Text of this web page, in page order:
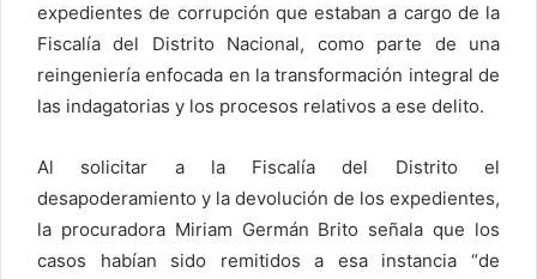
expedientes de corrupción que estaban a cargo de la
Fiscalía del Distrito Nacional, como parte de una
reingeniería enfocada en la transformación integral de
las indagatorias y los procesos relativos a ese delito.
Al solicitar a la Fiscalía del Distrito el
desapoderamiento y la devolución de los expedientes,
la procuradora Miriam Germán Brito señala que los
casos habían sido remitidos a esa instancia “de